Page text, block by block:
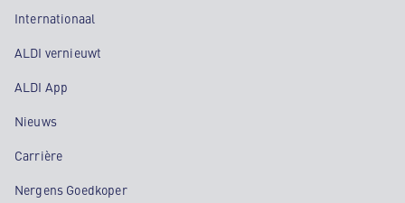
Internationaal
ALDI vernieuwt
ALDI App
Nieuws
Carrière
Nergens Goedkoper